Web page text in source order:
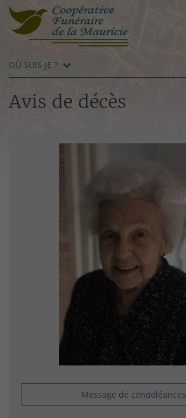
OÙ SUIS-JE ?
Avis de décès
Message de condoléances